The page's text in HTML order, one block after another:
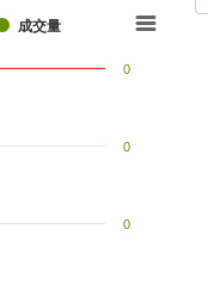
成交量
0
0
0